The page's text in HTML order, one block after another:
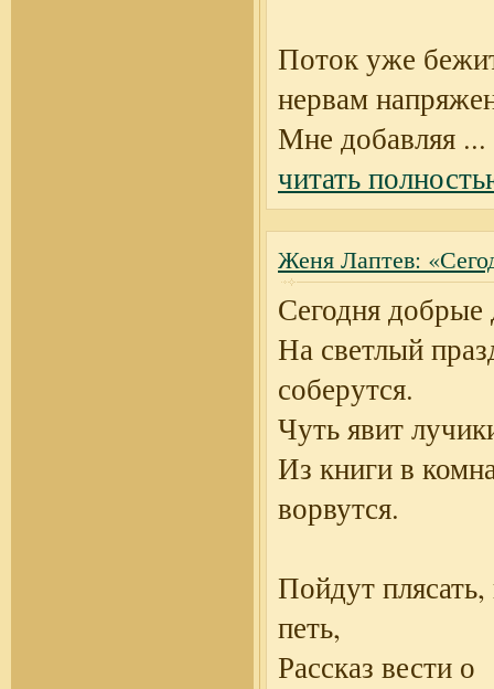
Поток уже
нервам
Мне добавляя ...
читать
Женя Лаптев:
Сегодня добрые
На светлый
соберутся.
Чуть явит
Из книги в
ворвутся.
Пойдут плясать,
петь,
Рассказ вести о